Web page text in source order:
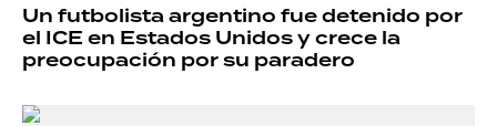
Un futbolista argentino fue detenido por
el ICE en Estados Unidos y crece la
preocupación por su paradero